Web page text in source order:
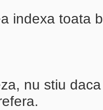
indexa toata
nu stiu